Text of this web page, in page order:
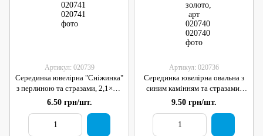
Артикул: 020739
Серединка ювелірна "Сніжинка"
з перлиною та стразами, 2,1×1,7
см, срібло, арт 020739
6.50 грн/шт.
Артикул: 020736
Серединка ювелірна овальна з
синим камінням та стразами,
2,6×2,3 см, золото, арт 020736
9.50 грн/шт.